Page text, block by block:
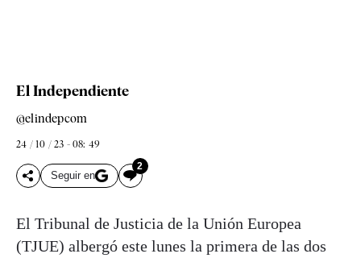
El Independiente
@elindepcom
24 / 10 / 23 - 08: 49
Seguir en
2
El Tribunal de Justicia de la Unión Europea
(TJUE) albergó este lunes la primera de las dos